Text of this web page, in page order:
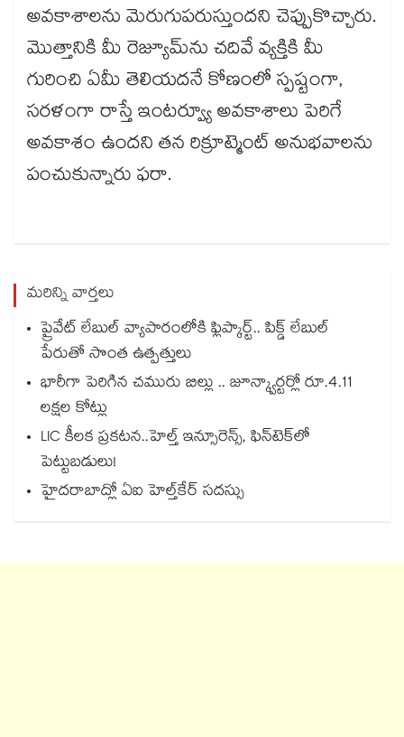
అవకాశాలను మెరుగుపరుస్తుందని చెప్పుకొచ్చారు.
మొత్తానికి మీ రెజ్యూమ్‌ను చదివే వ్యక్తికి మీ
గురించి ఏమీ తెలియదనే కోణంలో స్పష్టంగా,
సరళంగా రాస్తే ఇంటర్వ్యూ అవకాశాలు పెరిగే
అవకాశం ఉందని తన రిక్రూట్మెంట్ అనుభవాలను
పంచుకున్నారు ఫరా.
మరిన్ని వార్తలు
ప్రైవేట్ లేబుల్ వ్యాపారంలోకి ఫ్లిప్కార్ట్.. పిక్డ్ లేబుల్
పేరుతో సొంత ఉత్పత్తులు
భారీగా పెరిగిన చమురు బిల్లు .. జూన్క్వార్టర్లో రూ.4.11
లక్షల కోట్లు
LIC కీలక ప్రకటన..హెల్త్ ఇన్సూరెన్స్, ఫిన్‌టెక్‌లో
పెట్టుబడులు!
హైదరాబాద్లో ఏఐ హెల్త్‌‌‌‌‌‌‌‌‌‌‌‌‌‌‌‌‌‌‌‌‌‌‌‌‌‌‌‌‌‌‌‌కేర్ సదస్సు